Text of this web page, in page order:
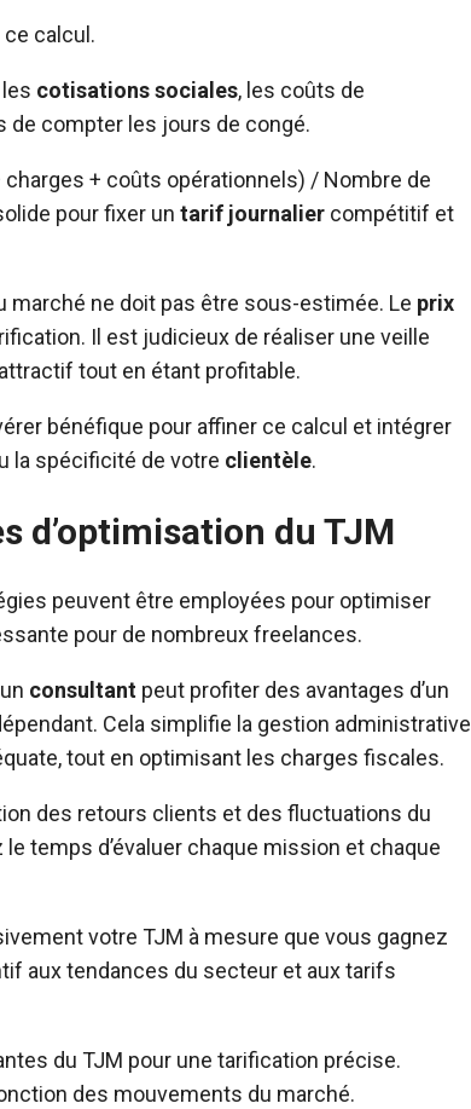
calcul.
cotisations sociales, les coûts de
de compter les jours de congé.
+ coûts opérationnels) / Nombre de
pour fixer un tarif journalier compétitif et
marché ne doit pas être sous-estimée. Le prix
Il est judicieux de réaliser une veille
tout en étant profitable.
bénéfique pour affiner ce calcul et intégrer
la spécificité de votre clientèle.
d’optimisation du TJM
peuvent être employées pour optimiser
pour de nombreux freelances.
consultant peut profiter des avantages d’un
Cela simplifie la gestion administrative
tout en optimisant les charges fiscales.
des retours clients et des fluctuations du
temps d’évaluer chaque mission et chaque
votre TJM à mesure que vous gagnez
aux tendances du secteur et aux tarifs
du TJM pour une tarification précise.
des mouvements du marché.